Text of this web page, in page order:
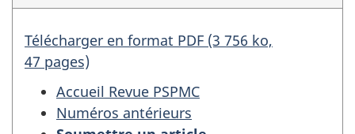
Télécharger en format PDF (3 756 ko,
47 pages)
Accueil Revue PSPMC
Numéros antérieurs